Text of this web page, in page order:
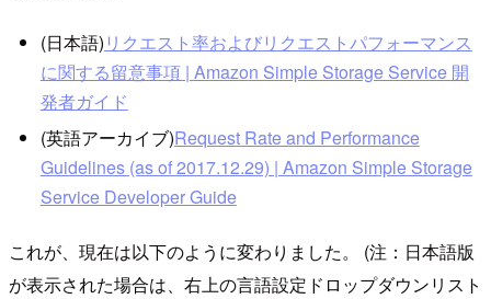
(日本語)リクエスト率およびリクエストパフォーマンス
に関する留意事項 | Amazon Simple Storage Service 開
発者ガイド
(英語アーカイブ)Request Rate and Performance
Guidelines (as of 2017.12.29) | Amazon Simple Storage
Service Developer Guide
これが、現在は以下のように変わりました。 (注：日本語版
が表示された場合は、右上の言語設定ドロップダウンリスト